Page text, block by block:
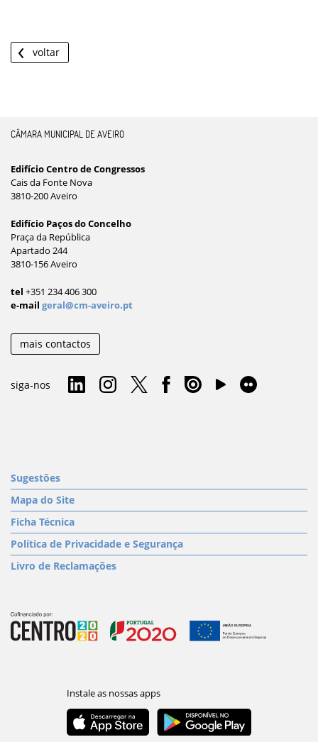
voltar
CÂMARA MUNICIPAL DE AVEIRO
Edifício Centro de Congressos
Cais da Fonte Nova
3810-200 Aveiro
Edifício Paços do Concelho
Praça da República
Apartado 244
3810-156 Aveiro
tel +351 234 406 300
e-mail geral@cm-aveiro.pt
mais contactos
siga-nos
Sugestões
Mapa do Site
Ficha Técnica
Política de Privacidade e Segurança
Livro de Reclamações